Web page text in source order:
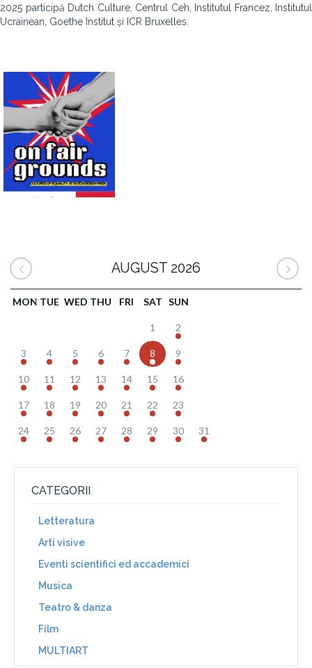
2025 participă Dutch Culture, Centrul Ceh, Institutul Francez, Institutul
Ucrainean, Goethe Institut și ICR Bruxelles.
AUGUST 2026
MON TUE WED THU FRI SAT SUN
1 2
3 4 5 6 7 8 9
10 11 12 13 14 15 16
17 18 19 20 21 22 23
24 25 26 27 28 29 30 31
CATEGORII
Letteratura
Arti visive
Eventi scientifici ed accademici
Musica
Teatro & danza
Film
MULTIART